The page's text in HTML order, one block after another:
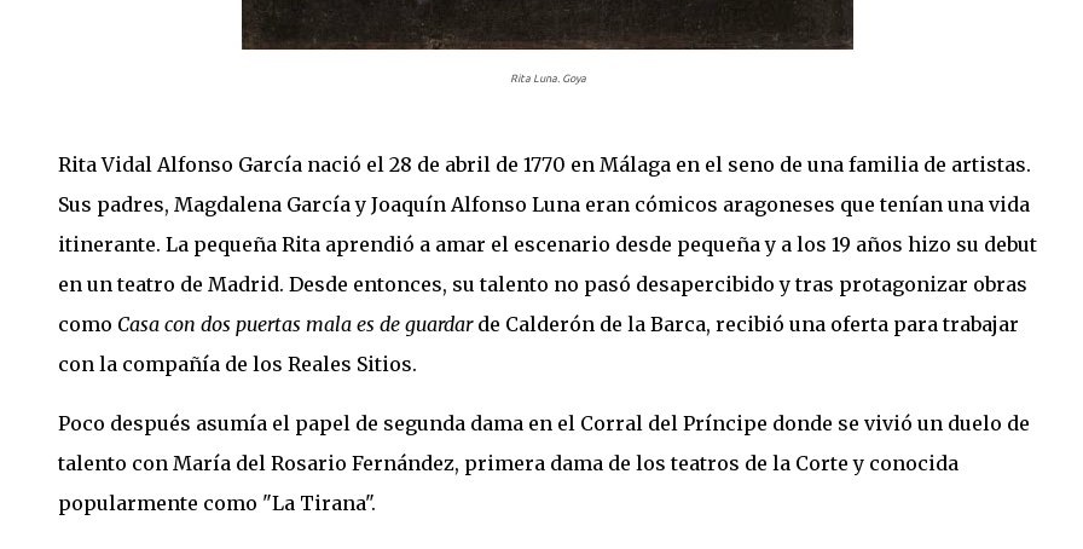
Rita Luna. Goya
Rita Vidal Alfonso García nació el 28 de abril de 1770 en Málaga en el seno de una familia de artistas.
Sus padres, Magdalena García y Joaquín Alfonso Luna eran cómicos aragoneses que tenían una vida
itinerante. La pequeña Rita aprendió a amar el escenario desde pequeña y a los 19 años hizo su debut
en un teatro de Madrid. Desde entonces, su talento no pasó desapercibido y tras protagonizar obras
como Casa con dos puertas mala es de guardarde Calderón de la Barca, recibió una oferta para trabajar
con la compañía de los Reales Sitios.
Poco después asumía el papel de segunda dama en el Corral del Príncipe donde se vivió un duelo de
talento con María del Rosario Fernández, primera dama de los teatros de la Corte y conocida
popularmente como "La Tirana".